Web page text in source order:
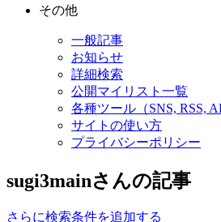
その他
一般記事
お知らせ
詳細検索
公開マイリスト一覧
各種ツール（SNS, RSS,
サイトの使い方
プライバシーポリシー
sugi3mainさんの記事
さらに検索条件を追加する